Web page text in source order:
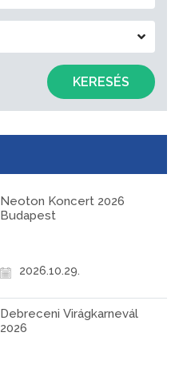
KERESÉS
Neoton Koncert 2026
Budapest
2026.10.29.
Debreceni Virágkarnevál
2026